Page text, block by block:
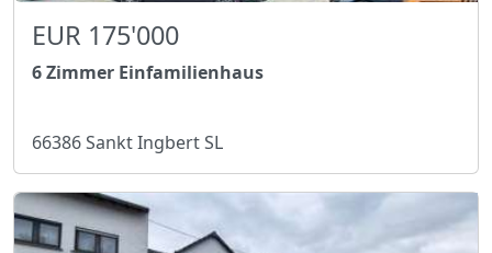
EUR 175'000
6 Zimmer Einfamilienhaus
66386 Sankt Ingbert SL